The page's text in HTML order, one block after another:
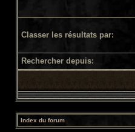
Classer les résultats par:
Rechercher depuis:
Index du forum